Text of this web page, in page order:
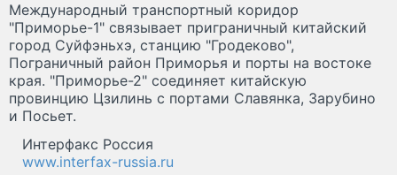
Международный транспортный коридор
"Приморье-1" связывает приграничный китайский
город Суйфэньхэ, станцию "Гродеково",
Пограничный район Приморья и порты на востоке
края. "Приморье-2" соединяет китайскую
провинцию Цзилинь с портами Славянка, Зарубино
и Посьет.
Интерфакс Россия
www.interfax-russia.ru